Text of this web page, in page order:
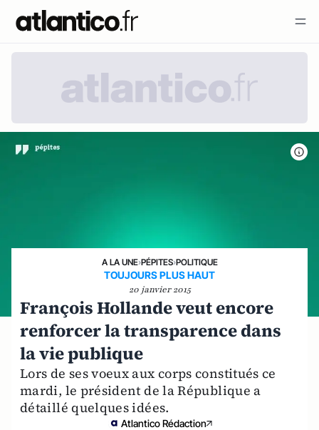
A LA UNE›PÉPITES›POLITIQUE
TOUJOURS PLUS HAUT
20 janvier 2015
François Hollande veut encore
renforcer la transparence dans
la vie publique
Lors de ses voeux aux corps constitués ce
mardi, le président de la République a
détaillé quelques idées.
Atlantico Rédaction